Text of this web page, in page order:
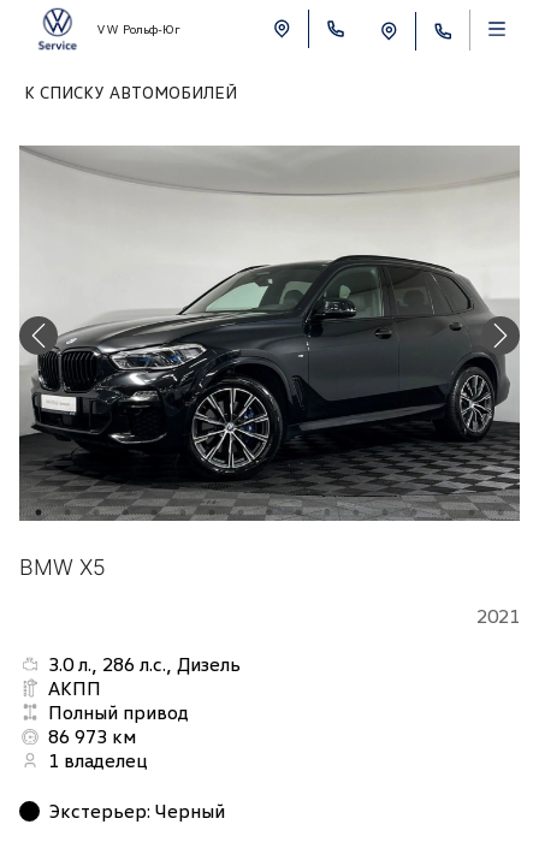
VW Рольф-Юг
К СПИСКУ АВТОМОБИЛЕЙ
BMW X5
2021
3.0 л., 286 л.с., Дизель
АКПП
Полный привод
86 973 км
1 владелец
Экстерьер: Черный